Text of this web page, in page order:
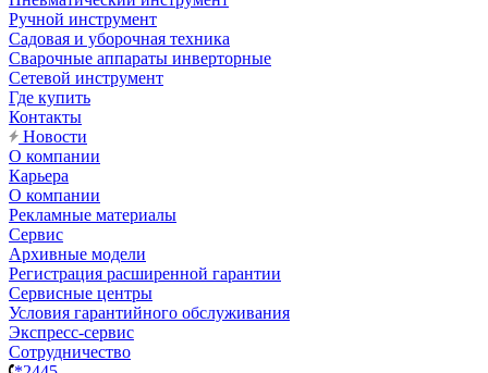
Ручной инструмент
Садовая и уборочная техника
Сварочные аппараты инверторные
Сетевой инструмент
Где купить
Контакты
Новости
О компании
Карьера
О компании
Рекламные материалы
Сервис
Архивные модели
Регистрация расширенной гарантии
Сервисные центры
Условия гарантийного обслуживания
Экспресс-сервис
Сотрудничество